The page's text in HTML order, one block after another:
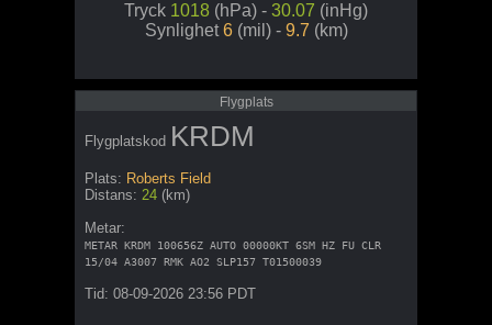
Tryck 1018 (hPa) - 30.07 (inHg)
Synlighet6 (mil) - 9.7 (km)
Flygplats
Flygplatskod KRDM
Plats: Roberts Field
Distans: 24 (km)
Metar:
METAR KRDM 100656Z AUTO 00000KT 6SM HZ FU CLR
15/04 A3007 RMK AO2 SLP157 T01500039
Tid: 08-09-2026 23:56 PDT